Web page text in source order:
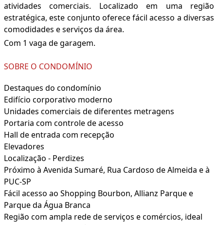
atividades comerciais. Localizado em uma região
estratégica, este conjunto oferece fácil acesso a diversas
comodidades e serviços da área.
Com 1 vaga de garagem.
SOBRE O CONDOMÍNIO
Destaques do condomínio
Edifício corporativo moderno
Unidades comerciais de diferentes metragens
Portaria com controle de acesso
Hall de entrada com recepção
Elevadores
Localização - Perdizes
Próximo à Avenida Sumaré, Rua Cardoso de Almeida e à
PUC-SP
Fácil acesso ao Shopping Bourbon, Allianz Parque e
Parque da Água Branca
Região com ampla rede de serviços e comércios, ideal